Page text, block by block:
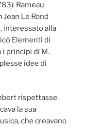
Rameau
Le Rond
interessato alla
Elementi di
i principi di M.
idee di
rispettasse
la sua
che creavano